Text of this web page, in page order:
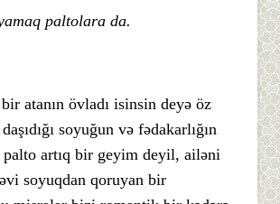
paltolara da.
atanın övladı isinsin deyə öz
soyuğun və fədakarlığın
artıq bir geyim deyil, ailəni
soyuqdan qoruyan bir